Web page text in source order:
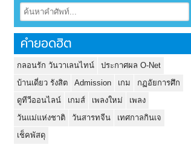
คำยอดฮิต
กลอนรัก วันวาเลนไทน์
ประกาศผล O-Net
บ้านเดี่ยว รังสิต
Admission เกม
กฏอัยการศึก
ดูทีวีออนไลน์
เกมส์ เพลงใหม่
เพลง
วันแม่แห่งชาติ
วันสารทจีน
เทศกาลกินเจ
เช็คพัสดุ